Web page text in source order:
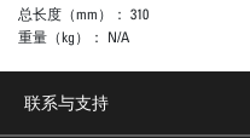
总长度（mm）： 310
重量（kg）： N/A
联系与支持